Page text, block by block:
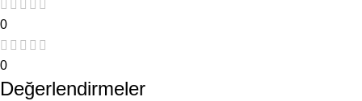
0
0
Değerlendirmeler